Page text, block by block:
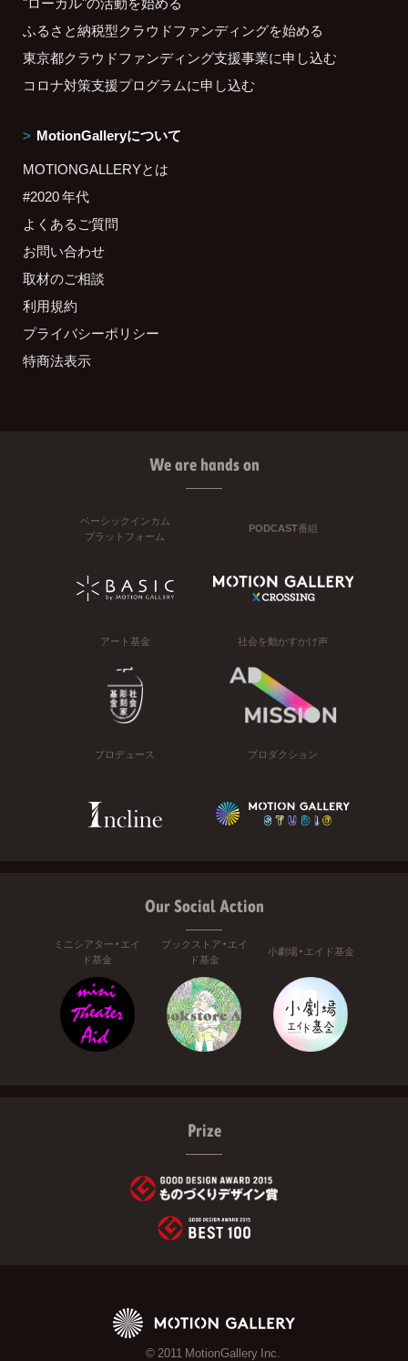
ふるさと納税型クラウドファンディングを始める
東京都クラウドファンディング支援事業に申し込む
コロナ対策支援プログラムに申し込む
MotionGalleryについて
MOTIONGALLERYとは
#2020 年代
よくあるご質問
お問い合わせ
取材のご相談
利用規約
プライバシーポリシー
特商法表示
We are hands on
ベーシックインカム
プラットフォーム
PODCAST番組
アート基金 社会を動かすかけ声
プロデュース プロダクション
Our Social Action
ミニシアター・エイ
ド基金
ブックストア・エイ
ド基金
小劇場・エイド基金
Prize
© 2011 MotionGallery Inc.